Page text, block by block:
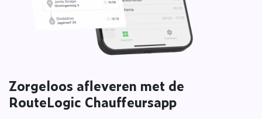
Zorgeloos afleveren met de
RouteLogic Chauffeursapp